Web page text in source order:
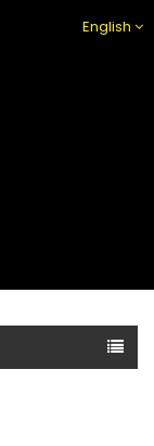
English